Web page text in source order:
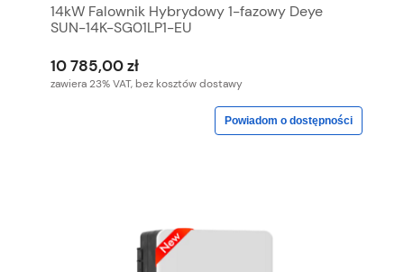
14kW Falownik Hybrydowy 1-fazowy Deye
SUN-14K-SG01LP1-EU
10 785,00 zł
zawiera 23% VAT, bez kosztów dostawy
Powiadom o dostępności